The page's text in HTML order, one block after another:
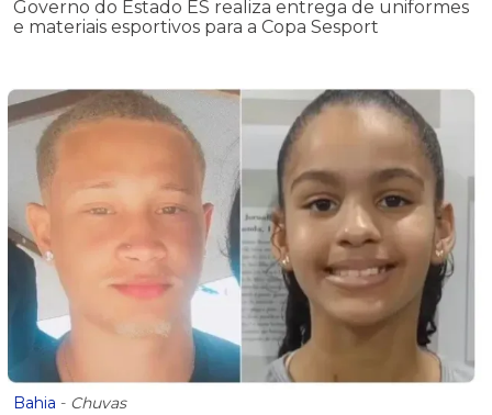
Governo do Estado ES realiza entrega de uniformes
e materiais esportivos para a Copa Sesport
Bahia - Chuvas